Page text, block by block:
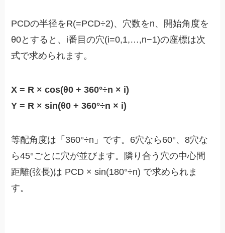
PCDの半径をR(=PCD÷2)、穴数をn、開始角度を
θ0とすると、i番目の穴(i=0,1,…,n−1)の座標は次
式で求められます。
X = R × cos(θ0 + 360°÷n × i)
Y = R × sin(θ0 + 360°÷n × i)
等配角度は「360°÷n」です。6穴なら60°、8穴な
ら45°ごとに穴が並びます。隣り合う穴の中心間
距離(弦長)は PCD × sin(180°÷n) で求められま
す。